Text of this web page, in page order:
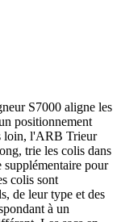
S7000 aligne les
positionnement
loin, l'ARB Trieur
trie les colis dans
supplémentaire pour
colis sont
de leur type et des
à un